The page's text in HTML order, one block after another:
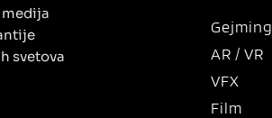
svetova
Gejming
AR / VR
VFX
Film